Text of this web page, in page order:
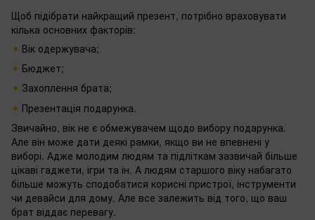
Щоб підібрати найкращий презент, потрібно враховувати
кілька основних факторів:
Вік одержувача;
Бюджет;
Захоплення брата;
Презентація подарунка.
Звичайно, вік не є обмежувачем щодо вибору подарунка.
Але він може дати деякі рамки, якщо ви не впевнені у
виборі. Адже молодим людям та підліткам зазвичай більше
цікаві гаджети, ігри та ін. А людям старшого віку набагато
більше можуть сподобатися корисні пристрої, інструменти
чи девайси для дому. Але все залежить від того, що ваш
брат віддає перевагу.